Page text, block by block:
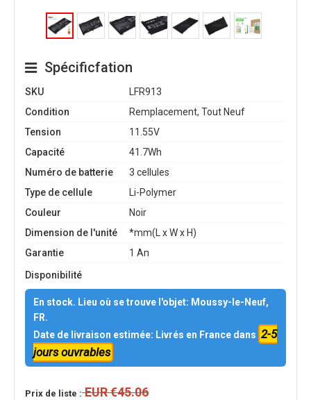
Spécificfation
SKU
LFR913
Condition
Remplacement, Tout Neuf
Tension
11.55V
Capacité
41.7Wh
Numéro de batterie
3 cellules
Type de cellule
Li-Polymer
Couleur
Noir
Dimension de l'unité
*mm(L x W x H)
Garantie
1 An
Disponibilité
En stock. Lieu où se trouve l'objet: Moussy-le-Neuf,
FR.
Date de livraison estimée: Livrés en France dans 2-5
jours ouvrables
Prix de liste :EUR €45.06